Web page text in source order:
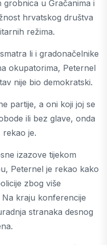
grobnica u Gračanima i
hrvatskog društva
režima.
li i gradonačelnike
okupatorima, Peternel
nije bio demokratski.
partije, a oni koji joj se
ili bez glave, onda
rekao je.
izazove tijekom
Peternel je rekao kako
zbog više
kraju konferencije
stranaka desnog